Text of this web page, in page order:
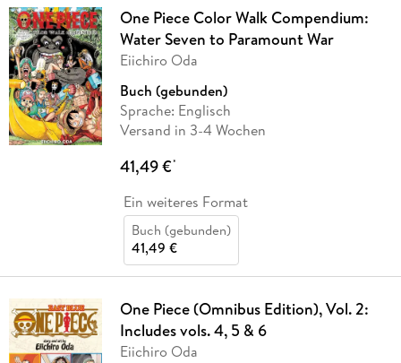
One Piece Color Walk Compendium:
Water Seven to Paramount War
Eiichiro Oda
Buch (gebunden)
Sprache: Englisch
Versand in 3-4 Wochen
41,49 €*
Ein weiteres Format
Buch (gebunden)
41,49 €
One Piece (Omnibus Edition), Vol. 2:
Includes vols. 4, 5 & 6
Eiichiro Oda